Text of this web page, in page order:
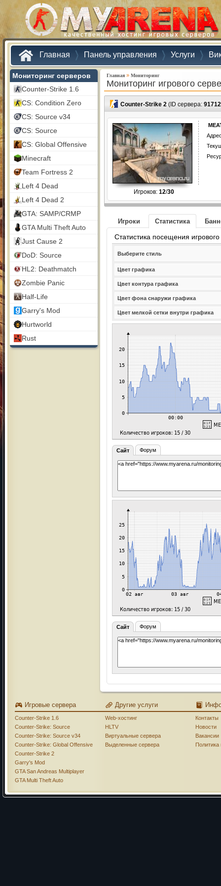
Главная Панель управления Услуги
Мониторинг серверов
Counter-Strike 1.6
CS: Condition Zero
CS: Source v34
CS: Source
CS: Global Offensive
Minecraft
Team Fortress 2
Left 4 Dead
Left 4 Dead 2
GTA: SAMP/CRMP
GTA Multi Theft Auto
Just Cause 2
DoD: Source
HL2: Deathmatch
Zombie Panic
Half-Life
Garry's Mod
Hurtworld
Rust
Главная » Мониторинг
Мониторинг игрового
Counter-Strike 2 (ID сервера: 91712
Игроков: 12/30
Игроки Статистика
Статистика посещения
Выберите стиль
Цвет графика
Цвет контура графика
Цвет фона снаружи графика
Цвет мелкой сетки внутри графика
Сайт Форум
Сайт Форум
Игровые сервера
Counter-Strike 1.6
Counter-Strike: Source
Counter-Strike: Source v34
Counter-Strike: Global Offensive
Counter-Strike 2
Garry's Mod
GTA San Andreas Multiplayer
GTA Multi Theft Auto
Другие услуги
Web-хостинг
HLTV
Виртуальные сервера
Выделенные сервера
Контакты
Новости
Вакансии
Политика